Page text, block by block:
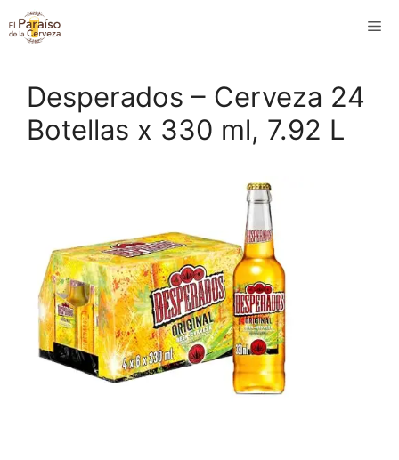
Saltar
al
Desperados – Cerveza 24
Botellas x 330 ml, 7.92 L